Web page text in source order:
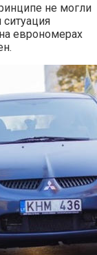
не могли
ситуация
еврономерах